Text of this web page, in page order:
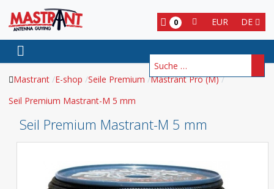
DE
EUR
0
Suchen
Mastrant E-shop Seile Premium Mastrant Pro (M)
Seil Premium Mastrant-M 5 mm
Seil Premium Mastrant-M 5 mm